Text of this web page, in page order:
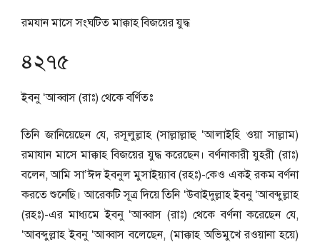
রমযান মাসে সংঘটিত মাক্কাহ বিজয়ের যুদ্ধ
৪২৭৫
ইবনু ‘আব্বাস (রাঃ) থেকে বর্ণিতঃ
তিনি জানিয়েছেন যে, রসূলুল্লাহ (সাল্লাল্লাহু ‘আলাইহি ওয়া সাল্লাম)
রমাযান মাসে মাক্কাহ বিজয়ের যুদ্ধ করেছেন। বর্ণনাকারী যুহরী (রাঃ)
বলেন, আমি সা’ঈদ ইবনুল মুসাইয়্যাব (রহঃ)-কেও একই রকম বর্ণনা
করতে শুনেছি। আরেকটি সূত্র দিয়ে তিনি ‘উবাইদুল্লাহ ইবনু ‘আবব্দুল্লাহ
(রহঃ)-এর মাধ্যমে ইবনু ‘আব্বাস (রাঃ) থেকে বর্ণনা করেছেন যে,
‘আবব্দুল্লাহ ইবনু ‘আব্বাস বলেছেন, (মাক্কাহ অভিমুখে রওয়ানা হয়ে)